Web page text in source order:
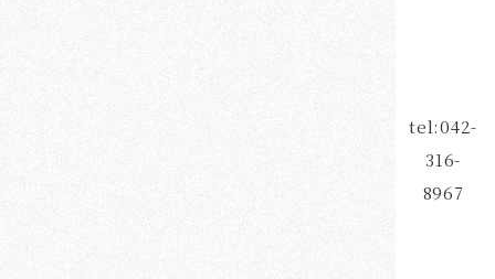
tel:042-
316-
8967